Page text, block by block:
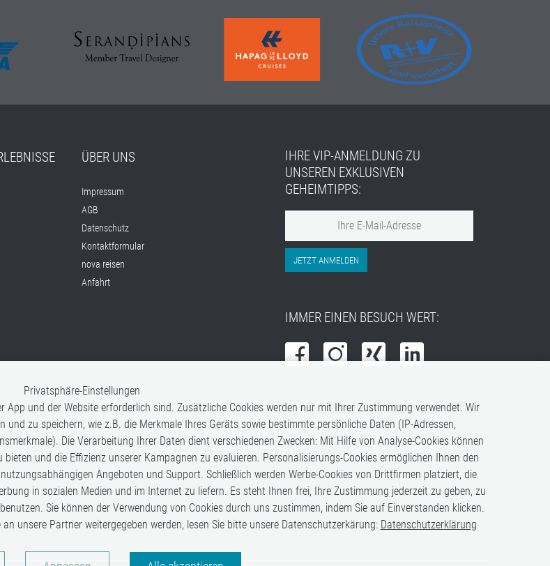
ÜBER UNS
Impressum
AGB
Datenschutz
Kontaktformular
nova reisen
Anfahrt
IHRE VIP-ANMELDUNG ZU
UNSEREN EXKLUSIVEN
GEHEIMTIPPS:
JETZT ANMELDEN
IMMER EINEN BESUCH WERT:
Privatsphäre-Einstellungen
App und der Website erforderlich sind. Zusätzliche Cookies werden nur mit Ihrer Zustimmung verwendet. Wir
zu speichern, wie z.B. die Merkmale Ihres Geräts sowie bestimmte persönliche Daten (IP-Adressen,
Die Verarbeitung Ihrer Daten dient verschiedenen Zwecken: Mit Hilfe von Analyse-Cookies können
und die Effizienz unserer Kampagnen zu evaluieren. Personalisierungs-Cookies ermöglichen Ihnen den
Angeboten und Support. Schließlich werden Werbe-Cookies von Drittfirmen platziert, die
in sozialen Medien und im Internet zu liefern. Es steht Ihnen frei, Ihre Zustimmung jederzeit zu geben, zu
Sie können der Verwendung von Cookies durch uns zustimmen, indem Sie auf Einverstanden klicken.
unsere Partner weitergegeben werden, lesen Sie bitte unsere Datenschutzerkärung: Datenschutzerklärung